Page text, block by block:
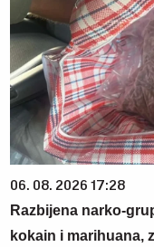
06. 08. 2026 17:28
Razbijena narko-
kokain i marihuana,